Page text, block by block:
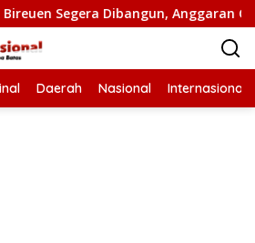
Dibangun, Anggaran Capai 500
Daerah Nasional Internasional